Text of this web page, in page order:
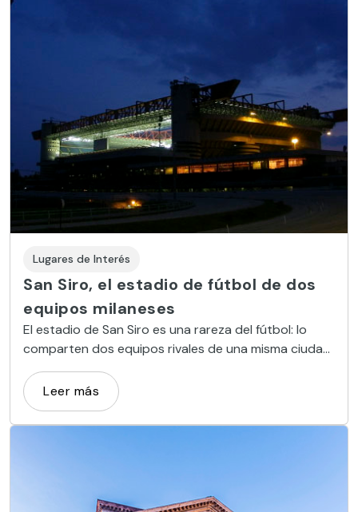
Lugares de Interés
San Siro, el estadio de fútbol de dos
equipos milaneses
El estadio de San Siro es una rareza del fútbol: lo
comparten dos equipos rivales de una misma ciudad,
el Inter y el AC Milan.
Leer más